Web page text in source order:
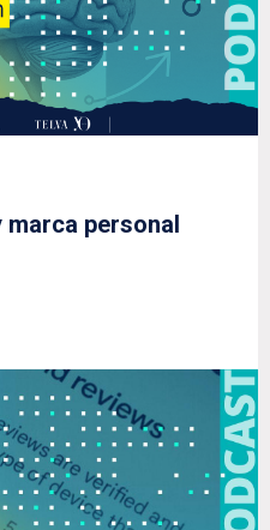
marca personal